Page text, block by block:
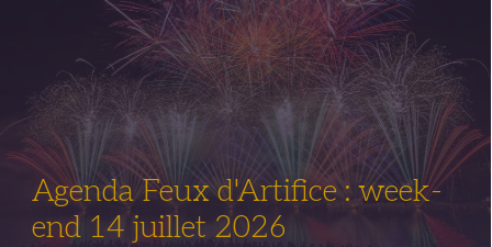
Agenda Feux d'Artifice : week-
end 14 juillet 2026